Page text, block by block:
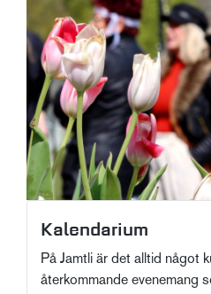
Kalendarium
På Jamtli är det alltid något
återkommande evenemang